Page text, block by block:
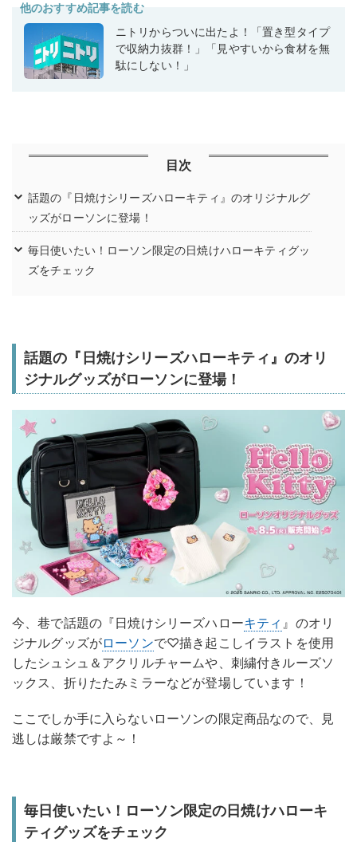
他のおすすめ記事を読む
ニトリからついに出たよ！「置き型タイプ
で収納力抜群！」「見やすいから食材を無
駄にしない！」
目次
話題の『日焼けシリーズハローキティ』のオリジナルグ
ッズがローソンに登場！
毎日使いたい！ローソン限定の日焼けハローキティグッ
ズをチェック
話題の『日焼けシリーズハローキティ』のオリ
ジナルグッズがローソンに登場！
今、巷で話題の『日焼けシリーズハローキティ 』のオリ
ジナルグッズがローソンで♡描き起こしイラストを使用
したシュシュ＆アクリルチャームや、刺繍付きルーズソ
ックス、折りたたみミラーなどが登場しています！
ここでしか手に入らないローソンの限定商品なので、見
逃しは厳禁ですよ～！
毎日使いたい！ローソン限定の日焼けハローキ
ティグッズをチェック